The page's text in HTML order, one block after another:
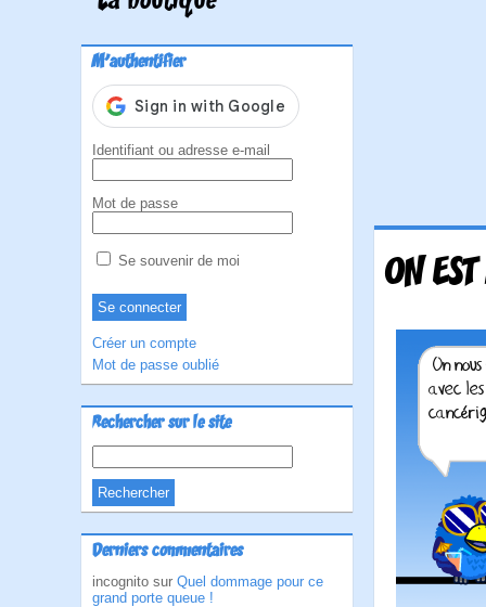
M'authentifier
Identifiant ou adresse e-mail
Mot de passe
Se souvenir de moi
Créer un compte
Mot de passe oublié
Rechercher sur le site
Derniers commentaires
incognito sur Quel dommage pour ce
grand porte queue !
ON